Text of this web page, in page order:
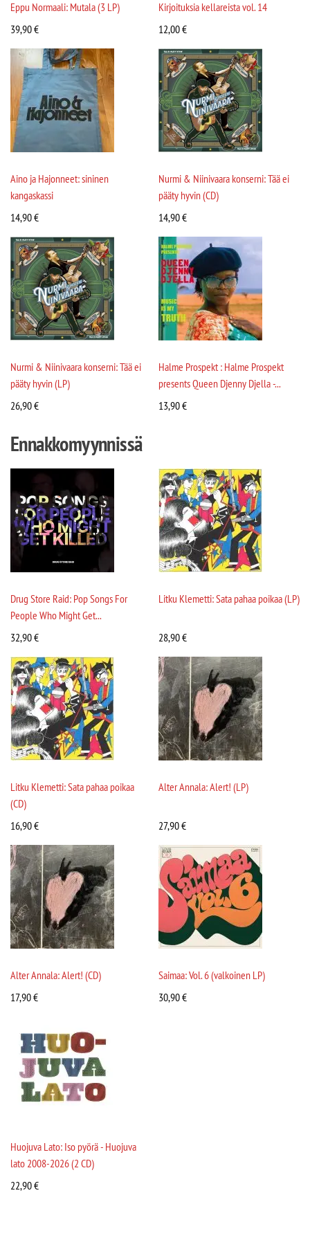
Eppu Normaali: Mutala (3 LP)
39,90€
Kirjoituksia kellareista vol. 14
12,00€
Aino ja Hajonneet: sininen
kangaskassi
14,90€
Nurmi & Niinivaara konserni: Tää ei
pääty hyvin (CD)
14,90€
Nurmi & Niinivaara konserni: Tää ei
pääty hyvin (LP)
26,90€
Halme Prospekt : Halme Prospekt
presents Queen Djenny Djella -...
13,90€
Ennakkomyynnissä
Drug Store Raid: Pop Songs For
People Who Might Get...
32,90€
Litku Klemetti: Sata pahaa poikaa (LP)
28,90€
Litku Klemetti: Sata pahaa poikaa
(CD)
16,90€
Alter Annala: Alert! (LP)
27,90€
Alter Annala: Alert! (CD)
17,90€
Saimaa: Vol. 6 (valkoinen LP)
30,90€
Huojuva Lato: Iso pyörä - Huojuva
lato 2008-2026 (2 CD)
22,90€